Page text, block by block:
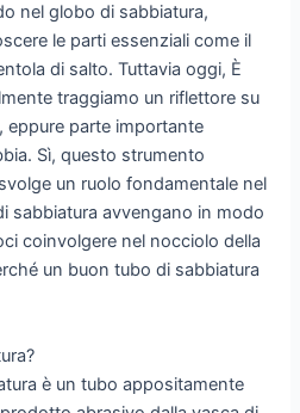
nel globo di sabbiatura,
le parti essenziali come il
di salto. Tuttavia oggi, È
traggiamo un riflettore su
eppure parte importante
Sì, questo strumento
un ruolo fondamentale nel
sabbiatura avvengano in modo
coinvolgere nel nocciolo della
un buon tubo di sabbiatura
è un tubo appositamente